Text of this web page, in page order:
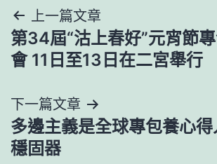
文
章
覽
上一篇文章
第34屆“沽上春好”元宵節
會 11日至13日在二宮舉行
下一篇文章
多邊主義是全球專包養心
穩固器